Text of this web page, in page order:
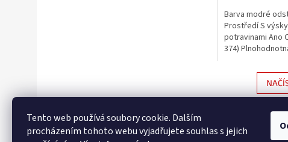
Tento web používá soubory cookie. Dalším
procházením tohoto webu vyjadřujete souhlas s jejich
Barva modré
Prostředí S
potravinami Ano
374)